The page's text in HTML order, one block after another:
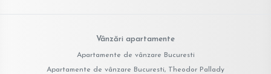
Vânzări apartamente
Apartamente de vânzare Bucuresti
Apartamente de vânzare Bucuresti, Theodor Pallady